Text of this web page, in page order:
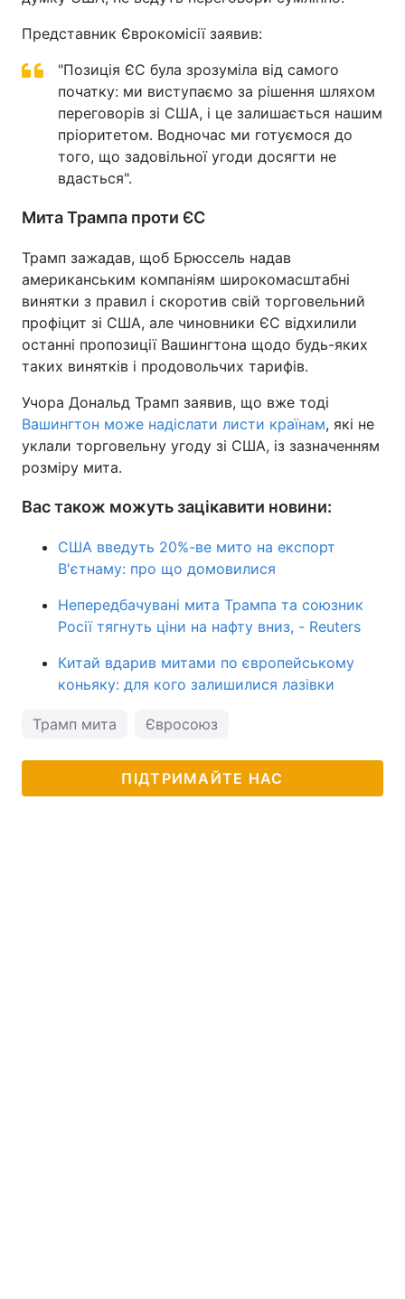
Представник Єврокомісії заявив:
"Позиція ЄС була зрозуміла від самого
початку: ми виступаємо за рішення шляхом
переговорів зі США, і це залишається нашим
пріоритетом. Водночас ми готуємося до
того, що задовільної угоди досягти не
вдасться".
Мита Трампа проти ЄС
Трамп зажадав, щоб Брюссель надав
американським компаніям широкомасштабні
винятки з правил і скоротив свій торговельний
профіцит зі США, але чиновники ЄС відхилили
останні пропозиції Вашингтона щодо будь-яких
таких винятків і продовольчих тарифів.
Учора Дональд Трамп заявив, що вже тоді
Вашингтон може надіслати листи країнам, які не
уклали торговельну угоду зі США, із зазначенням
розміру мита.
Вас також можуть зацікавити новини:
США введуть 20%-ве мито на експорт
В'єтнаму: про що домовилися
Непередбачувані мита Трампа та союзник
Росії тягнуть ціни на нафту вниз, - Reuters
Китай вдарив митами по європейському
коньяку: для кого залишилися лазівки
Трамп мита Євросоюз
ПІДТРИМАЙТЕ НАС